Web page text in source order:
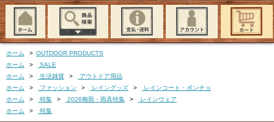
ホーム > OUTDOOR PRODUCTS
ホーム
>
SALE
ホーム
> 生活雑貨 >
アウトドア用品
ホーム
> ファッション > レイングッズ >
レインコート・ポンチョ
ホーム
> 特集 > 2026梅雨・雨具特集 >
レインウェア
ホーム
> 特集